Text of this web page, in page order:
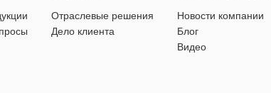
Отраслевые решения
Дело клиента
Новости компании
Блог
Видео